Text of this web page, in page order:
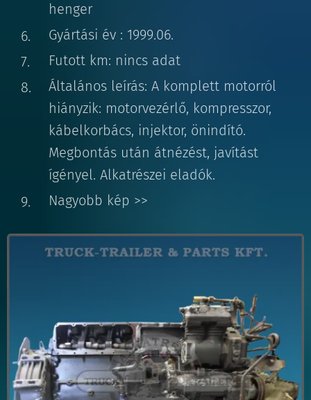
henger
Gyártási év : 1999.06.
Futott km: nincs adat
Általános leírás: A komplett motorról
hiányzik: motorvezérlő, kompresszor,
kábelkorbács, injektor, önindító.
Megbontás után átnézést, javítást
ígényel. Alkatrészei eladók.
Nagyobb kép >>